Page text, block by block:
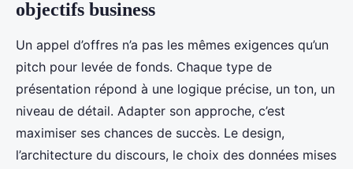
objectifs business
Un appel d’offres n’a pas les mêmes exigences qu’un
pitch pour levée de fonds. Chaque type de
présentation répond à une logique précise, un ton, un
niveau de détail. Adapter son approche, c’est
maximiser ses chances de succès. Le design,
l’architecture du discours, le choix des données mises